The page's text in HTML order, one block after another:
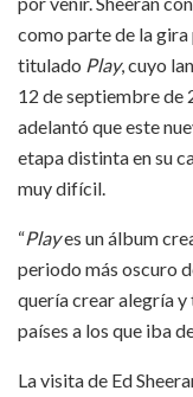
como parte de la
titulado Play, cuyo
12 de septiembre de
adelantó que este
etapa distinta en su
muy difícil.
“Playes un álbum
periodo más oscuro
quería crear alegría
países a los que iba
La visita de Ed